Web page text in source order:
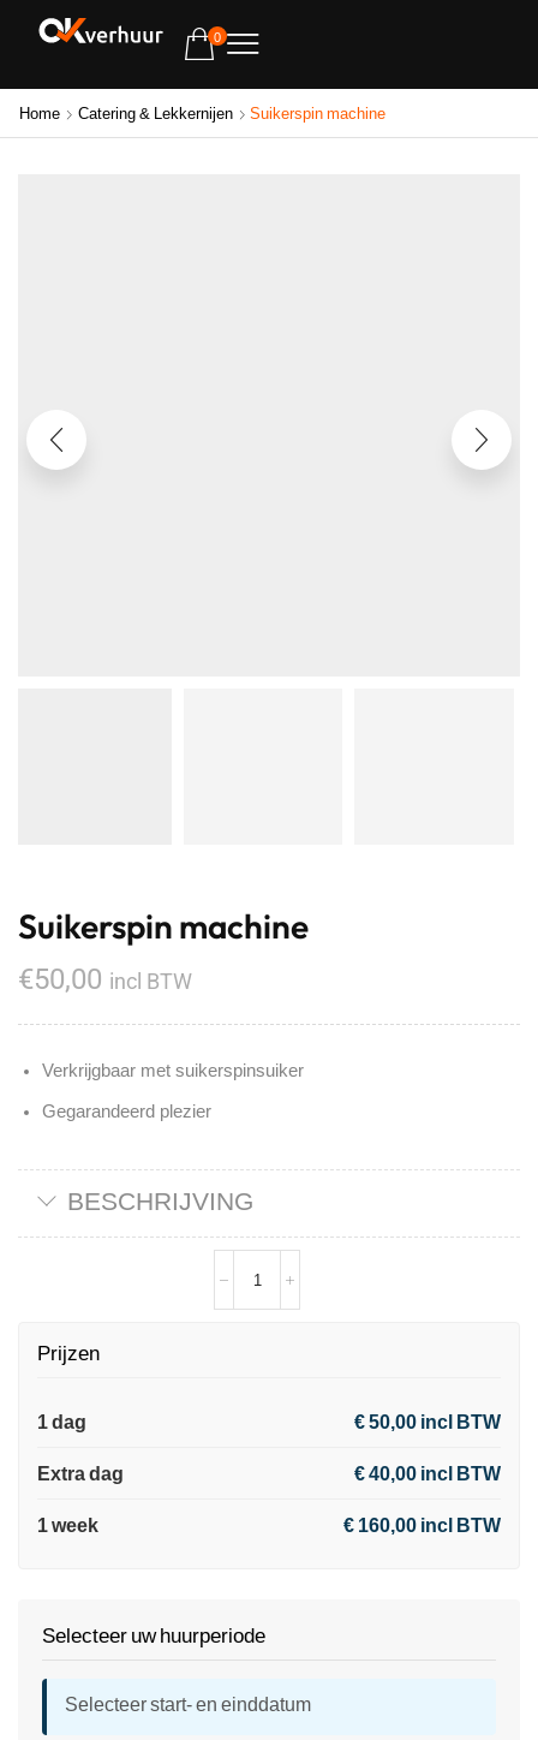
0
Home Catering & Lekkernijen Suikerspin machine
Suikerspin machine
€50,00 incl BTW
Verkrijgbaar met suikerspinsuiker
Gegarandeerd plezier
BESCHRIJVING
Prijzen
1 dag € 50,00 incl BTW
Extra dag € 40,00 incl BTW
1 week € 160,00 incl BTW
Selecteer uw huurperiode
Selecteer start- en einddatum